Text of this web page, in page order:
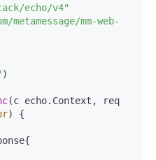
echo/v4"
metamessage/mm-web-
)
(c echo.Context, req
) {